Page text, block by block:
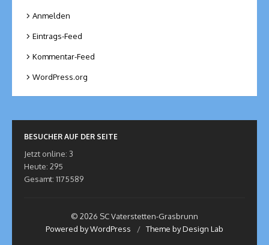
Anmelden
Eintrags-Feed
Kommentar-Feed
WordPress.org
BESUCHER AUF DER SEITE
Jetzt online: 3
Heute: 295
Gesamt: 1175589
© 2026 SC Vaterstetten-Grasbrunn
Powered by WordPress
/ Theme by Design Lab